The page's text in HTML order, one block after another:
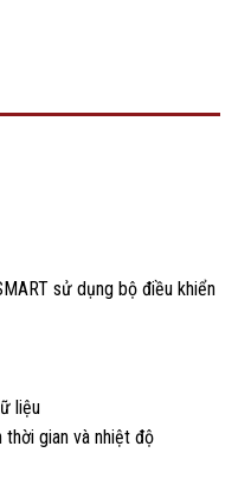
sử dụng bộ điều khiển
liệu
thời gian và nhiệt độ